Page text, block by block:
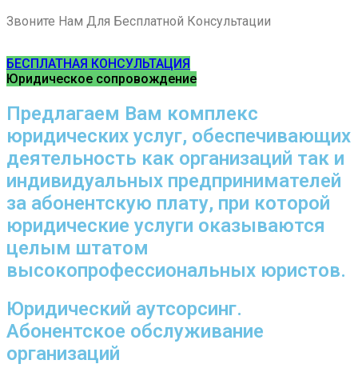
Звоните Нам Для Бесплатной Консультации
БЕСПЛАТНАЯ КОНСУЛЬТАЦИЯ
Юридическое сопровождение
Предлагаем Вам комплекс
юридических услуг, обеспечивающих
деятельность как организаций так и
индивидуальных предпринимателей
за абонентскую плату, при которой
юридические услуги оказываются
целым штатом
высокопрофессиональных юристов.
Юридический аутсорсинг.
Абонентское обслуживание
организаций